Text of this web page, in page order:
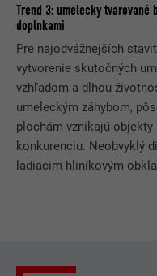
Trend 3: umelecky
doplnkami
Pre najodvážnejších
vytvorenie skutočných
vzhľadom a dlhou
umeleckým záhybom,
plochám vznikajú
konkurenciu. Neobvyklý
ladiacim hliníkovým